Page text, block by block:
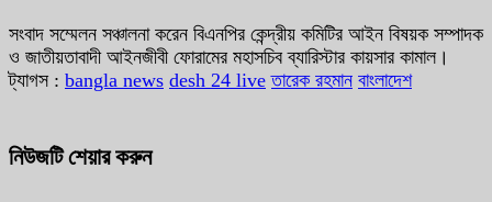
সংবাদ সম্মেলন সঞ্চালনা করেন বিএনপির কেন্দ্রীয় কমিটির আইন বিষয়ক সম্পাদক
ও জাতীয়তাবাদী আইনজীবী ফোরামের মহাসচিব ব্যারিস্টার কায়সার কামাল।
ট্যাগস : bangla news desh 24 live তারেক রহমান বাংলাদেশ
নিউজটি শেয়ার করুন